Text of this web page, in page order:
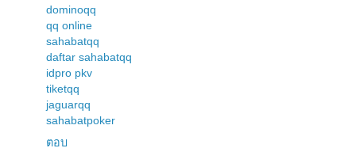
dominoqq
qq online
sahabatqq
daftar sahabatqq
idpro pkv
tiketqq
jaguarqq
sahabatpoker
ตอบ